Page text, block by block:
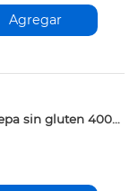
Agregar
Cacao wepa sin gluten 400gr kgl